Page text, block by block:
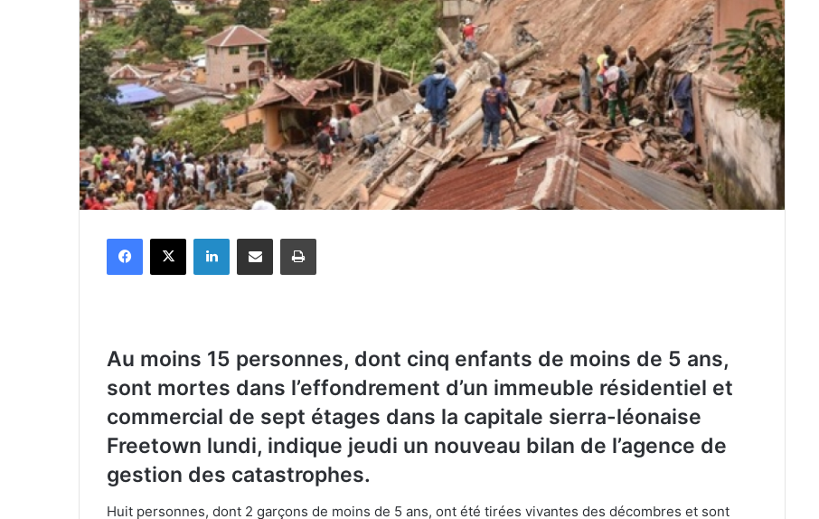
Au moins 15 personnes, dont cinq enfants de moins de 5 ans,
sont mortes dans l’effondrement d’un immeuble résidentiel et
commercial de sept étages dans la capitale sierra-léonaise
Freetown lundi, indique jeudi un nouveau bilan de l’agence de
gestion des catastrophes.
Huit personnes, dont 2 garçons de moins de 5 ans, ont été tirées vivantes des décombres et sont
Présidence turque : les récentes
attaques de l’armée sioniste à Ghaza
sabotent les efforts de paix
incendie d’immeuble au centre du